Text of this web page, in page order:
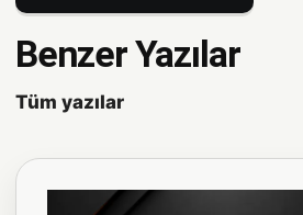
Benzer Yazılar
Tüm yazılar